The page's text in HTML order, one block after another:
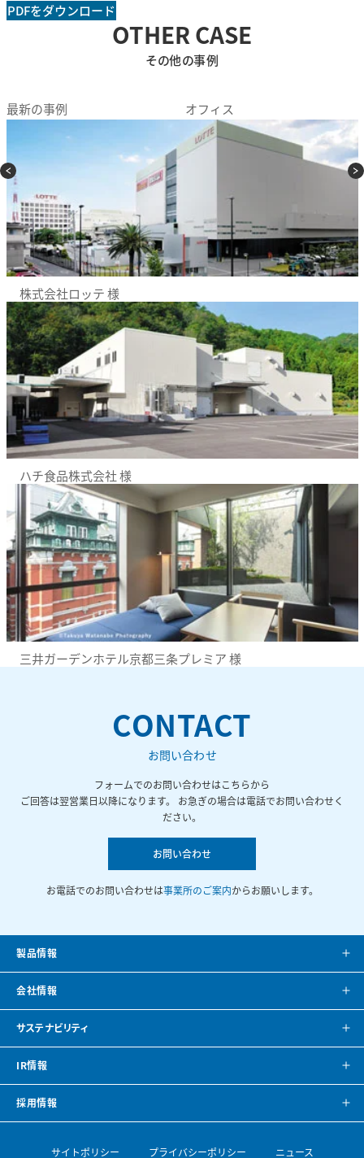
PDFをダウンロード
OTHER CASE
その他の事例
最新の事例 オフィス
株式会社ロッテ 様
ハチ食品株式会社 様
三井ガーデンホテル京都三条プレミア 様
CONTACT
お問い合わせ
フォームでのお問い合わせはこちらから
ご回答は翌営業日以降になります。 お急ぎの場合は電話でお問い合わせく
ださい。
お問い合わせ
お電話でのお問い合わせは事業所のご案内からお願いします。
製品情報
製品案内
システム提案
CAD・BIMデータ
空調ナビゲーション
導入事例
会社情報
会社案内
会社概要
見学のご案内
サステナビリティ
方針・トップメッセージ
環境
IR情報
IRニュース
採用情報
サイトポリシー
プライバシーポリシー ニュース